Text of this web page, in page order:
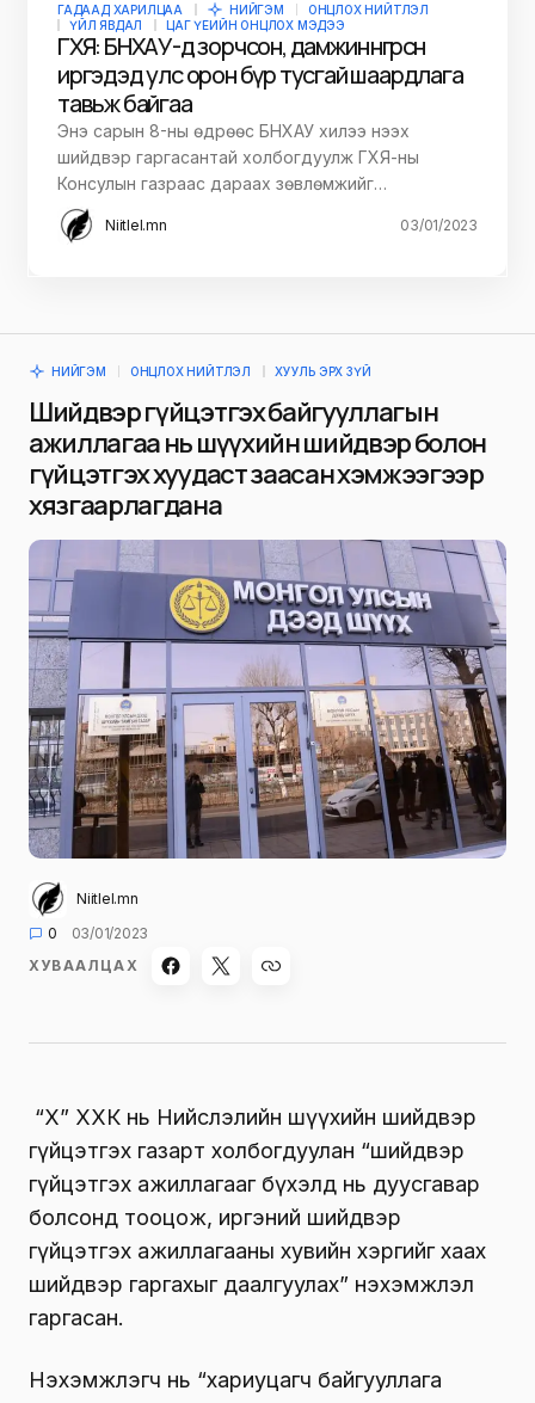
ГАДААД ХАРИЛЦАА НИЙГЭМ
ОНЦЛОХ НИЙТЛЭЛ
ҮЙЛ ЯВДАЛ
ЦАГ ҮЕИЙН ОНЦЛОХ МЭДЭЭ
ГХЯ: БНХАУ-д зорчсон, дамжин өнгөрсөн
иргэдэд улс орон бүр тусгай шаардлага
тавьж байгаа
Энэ сарын 8-ны өдрөөс БНХАУ хилээ нээх
шийдвэр гаргасантай холбогдуулж ГХЯ-ны
Консулын газраас дараах зөвлөмжийг…
Niitlel.mn 03/01/2023
НИЙГЭМ ОНЦЛОХ НИЙТЛЭЛ ХУУЛЬ ЭРХ ЗҮЙ
Шийдвэр гүйцэтгэх байгууллагын
ажиллагаа нь шүүхийн шийдвэр болон
гүйцэтгэх хуудаст заасан хэмжээгээр
хязгаарлагдана
Niitlel.mn
0
03/01/2023
ХУВААЛЦАХ
“Х” ХХК нь Нийслэлийн шүүхийн шийдвэр
гүйцэтгэх газарт холбогдуулан “шийдвэр
гүйцэтгэх ажиллагааг бүхэлд нь дуусгавар
болсонд тооцож, иргэний шийдвэр
гүйцэтгэх ажиллагааны хувийн хэргийг хаах
шийдвэр гаргахыг даалгуулах” нэхэмжлэл
гаргасан.
Нэхэмжлэгч нь “хариуцагч байгууллага